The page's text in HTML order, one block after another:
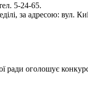
5-24-65.
за адресою: вул.
ради оголошує